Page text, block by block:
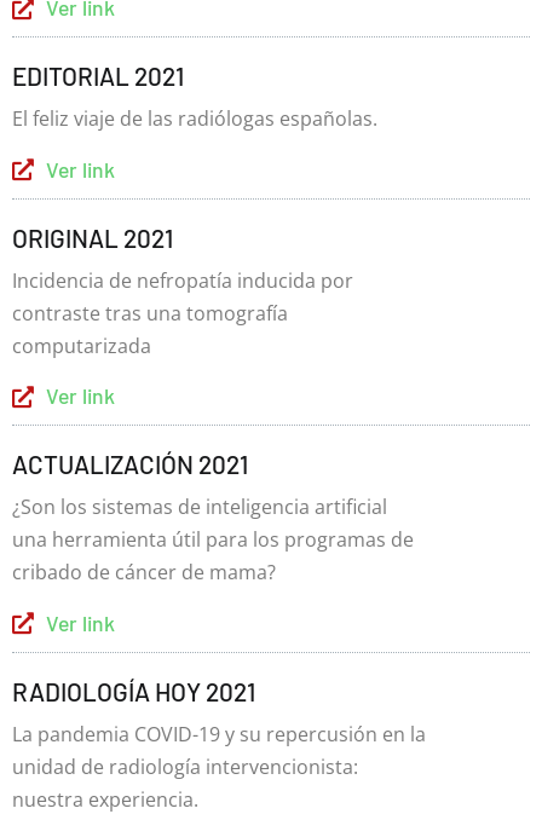
Ver link
EDITORIAL 2021
El feliz viaje de las radiólogas españolas.
Ver link
ORIGINAL 2021
Incidencia de nefropatía inducida por
contraste tras una tomografía
computarizada
Ver link
ACTUALIZACIÓN 2021
¿Son los sistemas de inteligencia artificial
una herramienta útil para los programas de
cribado de cáncer de mama?
Ver link
RADIOLOGÍA HOY 2021
La pandemia COVID-19 y su repercusión en la
unidad de radiología intervencionista:
nuestra experiencia.